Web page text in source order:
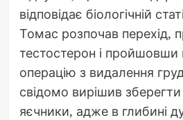
відповідає біологічній
Томас розпочав перехід,
тестостерон і
операцію з видалення
свідомо вирішив
яєчники, адже в глибині